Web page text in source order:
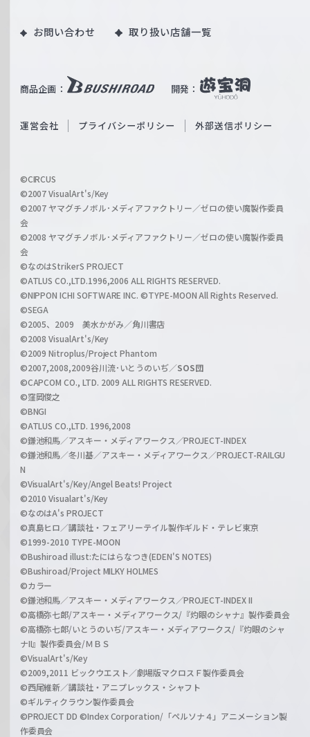
W
ß
c
a
r
z
商品企画： 開発：
u
b
O
i
l
h
a
n
l
お問い合わせ 取り扱い店舗一覧
運営会社 プライバシーポリシー 外部送信ポリシー
©CIRCUS
©2007 VisualArt's/Key
©2007 ヤマグチノボル･メディアファクトリー／ゼロの使い魔製作委員
会
©2008 ヤマグチノボル･メディアファクトリー／ゼロの使い魔製作委員
会
©なのはStrikerS PROJECT
©ATLUS CO.,LTD.1996,2006 ALL RIGHTS RESERVED.
©NIPPON ICHI SOFTWARE INC. ©TYPE-MOON All Rights Reserved.
©SEGA
©2005、2009 美水かがみ／角川書店
©2008 VisualArt's/Key
©2009 Nitroplus/Project Phantom
©2007,2008,2009谷川流･いとうのいぢ／SOS団
©CAPCOM CO., LTD. 2009 ALL RIGHTS RESERVED.
©窪岡俊之
©BNGI
©ATLUS CO.,LTD. 1996,2008
©鎌池和馬／アスキー・メディアワークス／PROJECT-INDEX
©鎌池和馬／冬川基／アスキー・メディアワークス／PROJECT-RAILGU
N
©VisualArt's/Key/Angel Beats! Project
©2010 Visualart's/Key
©なのはA's PROJECT
©真島ヒロ／講談社・フェアリーテイル製作ギルド・テレビ東京
©1999-2010 TYPE-MOON
©Bushiroad illust:たにはらなつき(EDEN'S NOTES)
©Bushiroad/Project MILKY HOLMES
©カラー
©鎌池和馬／アスキー・メディアワークス／PROJECT-INDEX II
©高橋弥七郎/アスキー・メディアワークス/『灼眼のシャナ』製作委員会
©高橋弥七郎/いとうのいぢ/アスキー・メディアワークス/『灼眼のシャ
ナII』製作委員会/ＭＢＳ
©VisualArt's/Key
©2009,2011 ビックウエスト／劇場版マクロスＦ製作委員会
©西尾維新／講談社・アニプレックス・シャフト
©ギルティクラウン製作委員会
©PROJECT DD ©Index Corporation/「ペルソナ４」アニメーション製
作委員会